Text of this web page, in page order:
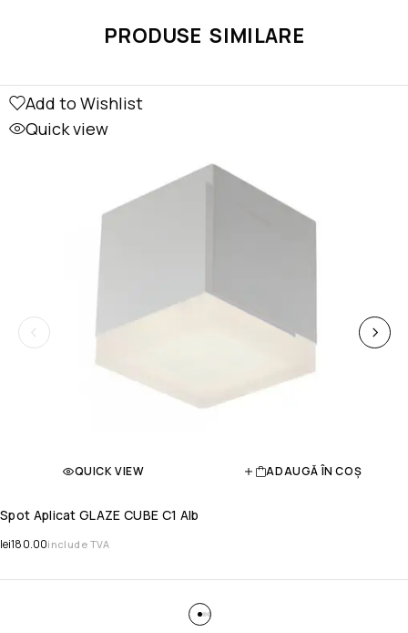
PRODUSE SIMILARE
Add to Wishlist
Quick view
QUICK VIEW ADAUGĂ ÎN COȘ
Spot Aplicat GLAZE CUBE C1 Alb
lei180.00include TVA